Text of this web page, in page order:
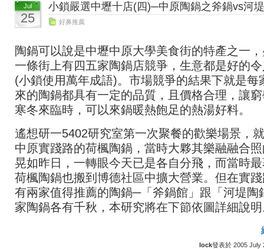
Jul
25
小鎖嚴選中壢十店(四)─中原陶鍋之斧鍋vs河堤
好鼻推薦
陶鍋可以說是中壢中原大學美食街的特產之一
一條街上有四五家陶鍋店競爭，生意都是好的
(小鎖使用萬年成語)。市場競爭的結果下就是每
來的陶鍋都具有一定的品質，且價格合理，讓
寒冬來臨時，可以來鍋暖熱飽足的熱湯好料。
遙想研一5402研究室第一次聚餐的歡樂場景，
中原實踐路的荷楓陶鍋，當時大夥其樂融融合
晃如昨日，一轉眼今天已是各自分飛，而當時
荷楓陶鍋也搬到博德社區中擴大營業。但在實
有兩家值得推薦的陶鍋─「斧鍋館」跟「河堤陶
家陶鍋各有千秋，本研究將在下節依圖詳細說
lock發表於 2005 July